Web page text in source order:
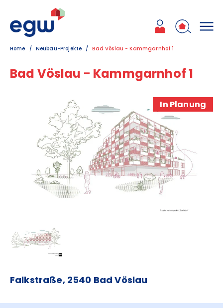
Zum Inhalt
Zum Hauptmenü
Zum Kontakt
Home Neubau-Projekte Bad Vöslau - Kammgarnhof 1
Bad Vöslau - Kammgarnhof 1
In Planung
Falkstraße, 2540 Bad Vöslau